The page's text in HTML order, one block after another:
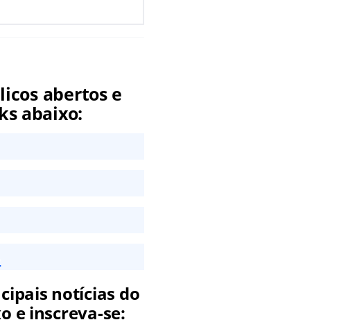
abertos e
abaixo:
notícias do
e inscreva-se: